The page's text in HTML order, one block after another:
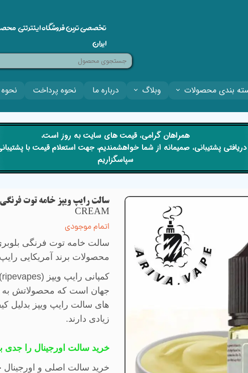
بندی محصولات وبلاگ درباره ما نحوه پرداخت
تخصصی ترین فروشگاه اینترنتی
ایران
CREAM
اتمام موجودی
سالت خامه توت فرنگی
محصولات برند آمریکایی
کمپانی رایپ ویپز (ripevapes)
جهان است که محصولاتش
های سالت رایپ ویپز بدلیل
زیادی دارند.
خرید سالت اورجینال را جدی
خرید سالت اصلی و اورجینال
​​همراهان گرامی، قیمت های سایت به روز است،
پشتیبانی، صمیمانه از شما خواهشمندیم، جهت استعلام قیمت با
سپاسگزاریم